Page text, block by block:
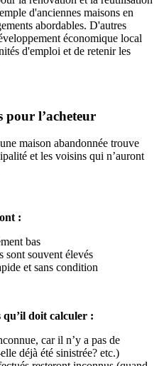
d'anciennes maisons en
abordables. D'autres
économique local
d'emploi et de retenir les
pour l’acheteur
maison abandonnée trouve
et les voisins qui n’auront
:
bas
sont souvent élevés
et sans condition
qu’il doit calculer :
car il n’y a pas de
déjà été sinistrée? etc.)